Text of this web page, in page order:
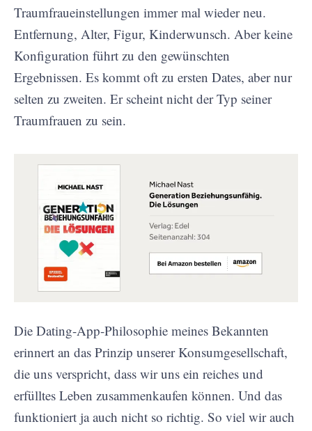
Traumfraueinstellungen immer mal wieder neu.
Entfernung, Alter, Figur, Kinderwunsch. Aber keine
Konfiguration führt zu den gewünschten
Ergebnissen. Es kommt oft zu ersten Dates, aber nur
selten zu zweiten. Er scheint nicht der Typ seiner
Traumfrauen zu sein.
Die Dating-App-Philosophie meines Bekannten
erinnert an das Prinzip unserer Konsumgesellschaft,
die uns verspricht, dass wir uns ein reiches und
erfülltes Leben zusammenkaufen können. Und das
funktioniert ja auch nicht so richtig. So viel wir auch